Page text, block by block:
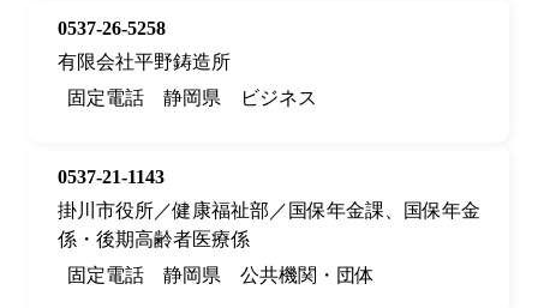
0537-26-5258
有限会社平野鋳造所
固定電話
静岡県 ビジネス
0537-21-1143
掛川市役所／健康福祉部／国保年金課、国保年金
係・後期高齢者医療係
固定電話
静岡県 公共機関・団体